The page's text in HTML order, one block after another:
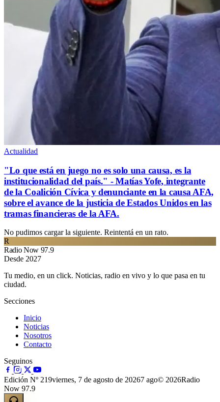
Actualidad
"Lo que está en juego no es solo una causa, es la
institucionalidad del país." - Matías Yofe, integrante
de la Coalición Cívica y denunciante en la causa AFA,
sobre el avance de la justicia de Estados Unidos en las
tramas financieras de la AFA.
No pudimos cargar la siguiente. Reintentá en un rato.
R
Radio Now 97.9
Desde 2027
Tu medio, en un click. Noticias, radio en vivo y lo que pasa en tu
ciudad.
Secciones
Inicio
Noticias
Nosotros
Contacto
Seguinos
Edición Nº 219viernes, 7 de agosto de 20267 ago© 2026Radio
Now 97.9